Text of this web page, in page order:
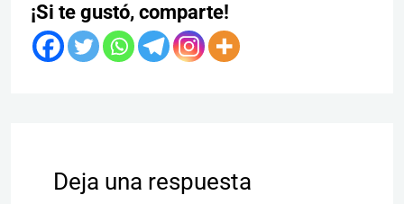
¡Si te gustó, comparte!
Deja una respuesta